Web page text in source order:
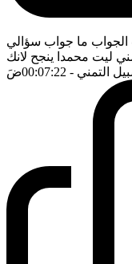
الجواب ما جواب سؤالي
ليت محمدا ينجح لانك
التمني - 00:07:22 ضَ